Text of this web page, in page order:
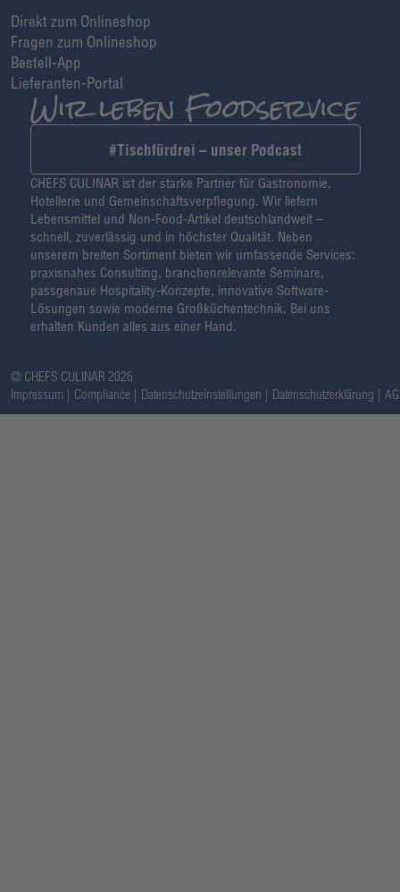
Direkt zum Onlineshop
Fragen zum Onlineshop
Bestell-App
Lieferanten-Portal
#Tischfürdrei – unser Podcast
CHEFS CULINAR ist der starke Partner für Gastronomie,
Hotellerie und Gemeinschaftsverpflegung. Wir liefern
Lebensmittel und Non-Food-Artikel deutschlandweit –
schnell, zuverlässig und in höchster Qualität. Neben
unserem breiten Sortiment bieten wir umfassende Services:
praxisnahes Consulting, branchenrelevante Seminare,
passgenaue Hospitality-Konzepte, innovative Software-
Lösungen sowie moderne Großküchentechnik. Bei uns
erhalten Kunden alles aus einer Hand.
@ CHEFS CULINAR 2026
Impressum
Compliance Datenschutzeinstellungen Datenschutzerklärung